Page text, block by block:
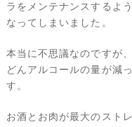
ラをメンテナンスするよ
なってしまいました。
本当に不思議なのですが
どんアルコールの量が減
す。
お酒とお肉が最大のスト